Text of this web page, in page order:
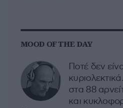
MOOD OF THE DAY
Ποτέ δεν
στα 88
και